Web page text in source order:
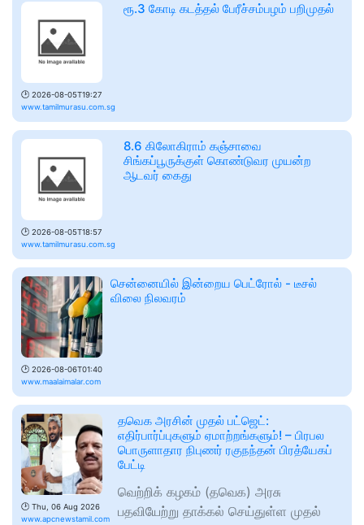
🕑 2026-08-05T19:27
www.tamilmurasu.com.sg
ரூ.3 கோடி கடத்தல் பேரீச்சம்பழம் பறிமுதல்
🕑 2026-08-05T18:57
www.tamilmurasu.com.sg
8.6 கிலோகிராம் கஞ்சாவை
சிங்கப்பூருக்குள் கொண்டுவர முயன்ற
ஆடவர் கைது
🕑 2026-08-06T01:40
www.maalaimalar.com
சென்னையில் இன்றைய பெட்ரோல் - டீசல்
விலை நிலவரம்
🕑 Thu, 06 Aug 2026
www.apcnewstamil.com
தவெக அரசின் முதல் பட்ஜெட்:
எதிர்பார்ப்புகளும் ஏமாற்றங்களும்! – பிரபல
பொருளாதார நிபுணர் ரகுநந்தன் பிரத்யேகப்
பேட்டி
வெற்றிக் கழகம் (தவெக) அரசு
பதவியேற்று தாக்கல் செய்துள்ள முதல்